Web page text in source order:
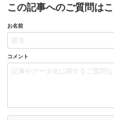
この記事へのご質問は
お名前
コメント